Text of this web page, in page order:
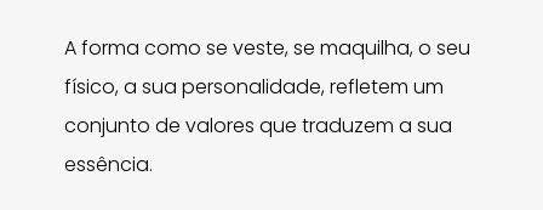
A forma como se veste, se maquilha, o seu
físico, a sua personalidade, refletem um
conjunto de valores que traduzem a sua
essência.